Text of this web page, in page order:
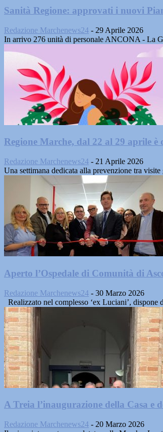
Sanità Regione: approvati i nuovi
Redazione Marchenews24 - 29 Aprile 2026
In arrivo 276 unità di personale ANCONA - La
Regione Marche, dal 22 al 29 aprile è
Redazione Marchenews24 - 21 Aprile 2026
Una settimana dedicata alla prevenzione tra
Aperto l’Ospedale di Comunità di
Redazione Marchenews24 - 30 Marzo 2026
Realizzato nel complesso ‘ex Luciani’,
A Treia l’inaugurazione della Casa e
Redazione Marchenews24 - 20 Marzo 2026